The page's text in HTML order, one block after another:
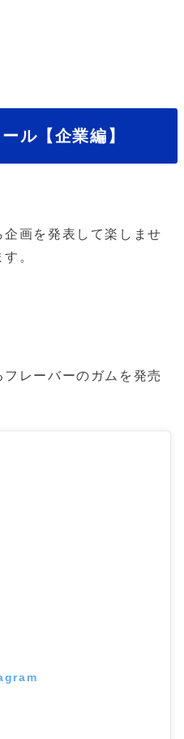
ル【企業編】
画を発表して楽しませ
。
レーバーのガムを発売